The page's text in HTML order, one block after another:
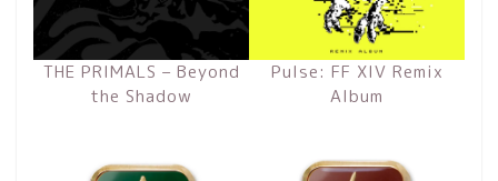
THE PRIMALS – Beyond
the Shadow
Pulse: FF XIV Remix
Album